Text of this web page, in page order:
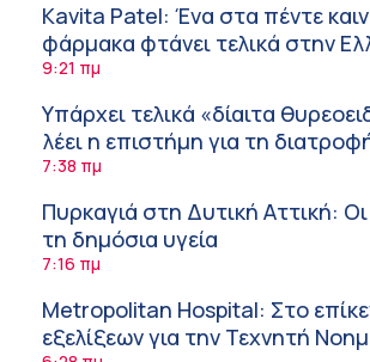
Kavita Patel: Ένα στα πέντε
φάρμακα φτάνει τελικά στην
9:21 πμ
Υπάρχει τελικά «δίαιτα
λέει η επιστήμη για τη
συμπληρώματα
7:38 πμ
Πυρκαγιά στη Δυτική Αττική: Οι
τη δημόσια υγεία
7:16 πμ
Metropolitan Hospital: Στο
εξελίξεων για την Τεχνητή Νοημοσύνη και